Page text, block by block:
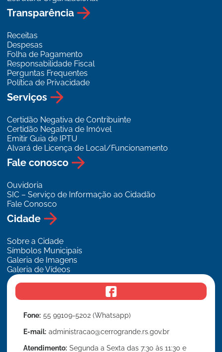
Transparência
Receitas
Despesas
Folha de Pagamento
Responsabilidade Fiscal
Perguntas Frequentes
Política de Privacidade
Serviços
Certidão Negativa de Contribuinte
Certidão Negativa de Imóvel
Emitir Guia de IPTU
Alvará de Licença de Local/Funcionamento
Fale conosco
Ouvidoria
SIC – Serviço de Informação ao Cidadão
Fale Conosco
Cidade
Sobre a Cidade
Símbolos Municipais
Galeria de Imagens
Galeria de Vídeos
f
a
c
b
o
Fone: 55 99109-5202 (Whatsapp)
E-mail: administracao@cerrogrande.rs.gov.br
Atendimento: Segunda a Sexta das 7:30 às 11:30 e